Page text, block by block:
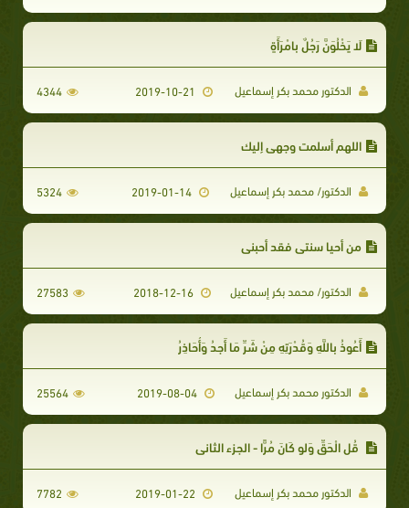
لَا يَخْلُوَنَّ رَجُلٌ بِامْرَأَةٍ
الدكتور محمد بكر إسماعيل 4344
اللهم أسلمت وجهي إليك
الدكتور/ محمد بكر إسماعيل 5324
من أحيا سنتي فقد أحبني
الدكتور/ محمد بكر إسماعيل 27583
أَعُوذُ بِاللَّهِ وَقُدْرَتِهِ مِنْ شَرِّ مَا أَجِدُ وَأُحَاذِرُ
الدكتور محمد بكر إسماعيل 2019-08-04
25564
قُل الْحَقِّ وَلو كَانَ مُرًّا - الجزء الثاني
الدكتور محمد بكر إسماعيل 7782